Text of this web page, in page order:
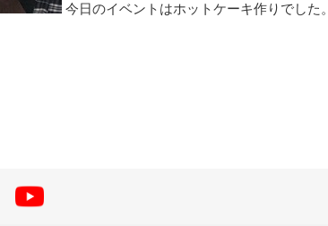
今日のイベントはホットケーキ作りでした。